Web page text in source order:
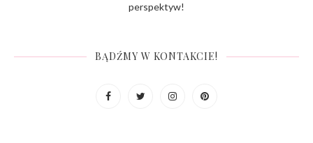
perspektyw!
BĄDŹMY W KONTAKCIE!